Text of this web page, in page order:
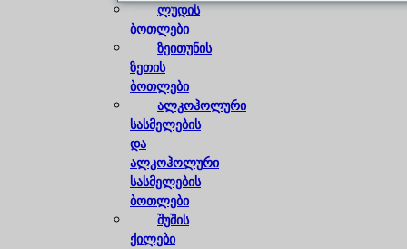
ლუდის
ბოთლები
ზეითუნის
ზეთის
ბოთლები
ალკოჰოლური
სასმელების
და
ალკოჰოლური
სასმელების
ბოთლები
შუშის
ქილები